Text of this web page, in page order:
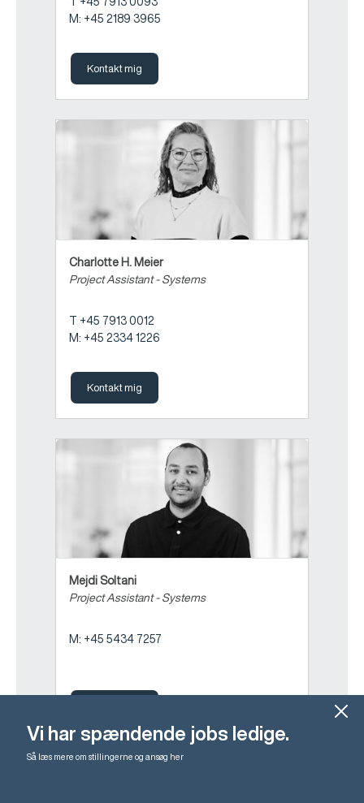
Vi har spændende jobs ledige.
Så læs mere om stillingerne og ansøg her
M: +45 2189 3965
Kontakt mig
Charlotte H. Meier
Project Assistant - Systems
T +45 7913 0012
M: +45 2334 1226
Kontakt mig
Mejdi Soltani
Project Assistant - Systems
M: +45 5434 7257